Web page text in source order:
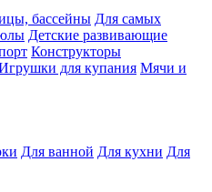
бассейны Для самых
Детские развивающие
Конструкторы
для купания Мячи и
Для ванной Для кухни Для